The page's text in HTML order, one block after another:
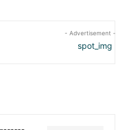
- Advertisement -